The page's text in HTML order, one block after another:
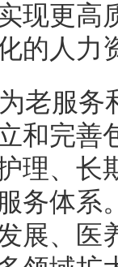
现更高
的人力
老服
和完善
理、长
务体系
展、医